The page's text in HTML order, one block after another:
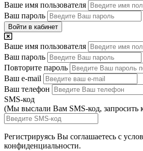
Ваше имя пользователя
Ваш пароль
Войти в кабинет
Ваше имя пользователя
Ваш пароль
Повторите пароль
Ваш e-mail
Ваш телефон
SMS-код
(Мы выслали Вам SMS-код, запросить
Регистрируясь Вы соглашаетесь с
конфиденциальности.